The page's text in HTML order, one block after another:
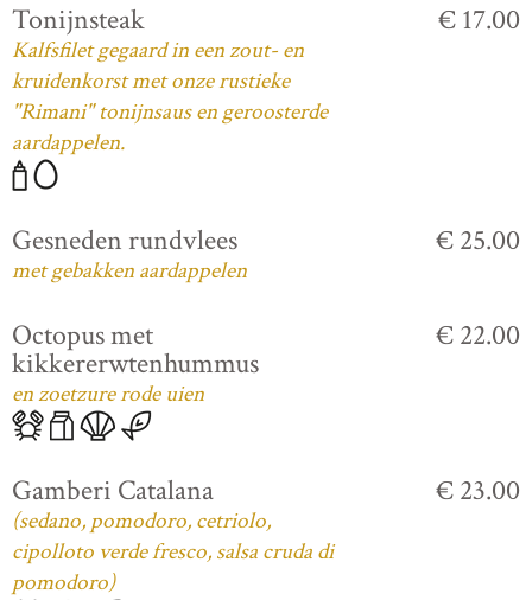
Tonijnsteak
Kalfsfilet gegaard in een zout- en
kruidenkorst met onze rustieke
"Rimani" tonijnsaus en geroosterde
aardappelen.
€ 17.00
Gesneden rundvlees
met gebakken aardappelen
€ 25.00
Octopus met
kikkererwtenhummus
en zoetzure rode uien
€ 22.00
Gamberi Catalana
(sedano, pomodoro, cetriolo,
cipolloto verde fresco, salsa cruda di
pomodoro)
€ 23.00